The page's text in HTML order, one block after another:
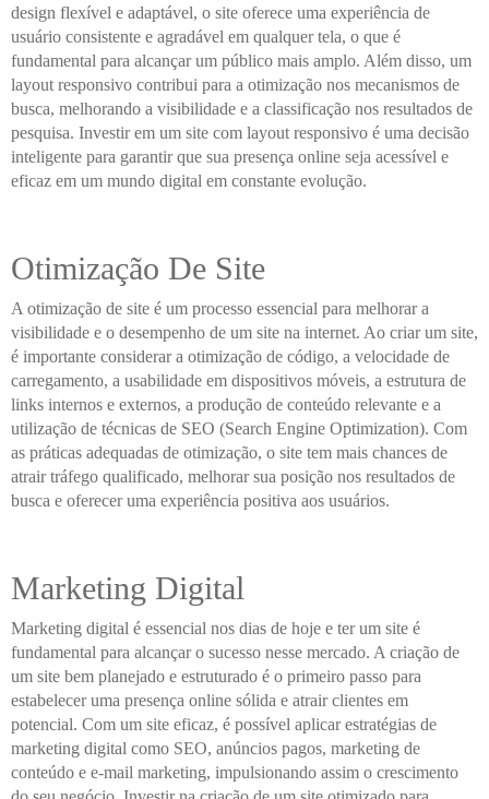
design flexível e adaptável, o site oferece uma experiência de
usuário consistente e agradável em qualquer tela, o que é
fundamental para alcançar um público mais amplo. Além disso, um
layout responsivo contribui para a otimização nos mecanismos de
busca, melhorando a visibilidade e a classificação nos resultados de
pesquisa. Investir em um site com layout responsivo é uma decisão
inteligente para garantir que sua presença online seja acessível e
eficaz em um mundo digital em constante evolução.
Otimização De Site
A otimização de site é um processo essencial para melhorar a
visibilidade e o desempenho de um site na internet. Ao criar um site,
é importante considerar a otimização de código, a velocidade de
carregamento, a usabilidade em dispositivos móveis, a estrutura de
links internos e externos, a produção de conteúdo relevante e a
utilização de técnicas de SEO (Search Engine Optimization). Com
as práticas adequadas de otimização, o site tem mais chances de
atrair tráfego qualificado, melhorar sua posição nos resultados de
busca e oferecer uma experiência positiva aos usuários.
Marketing Digital
Marketing digital é essencial nos dias de hoje e ter um site é
fundamental para alcançar o sucesso nesse mercado. A criação de
um site bem planejado e estruturado é o primeiro passo para
estabelecer uma presença online sólida e atrair clientes em
potencial. Com um site eficaz, é possível aplicar estratégias de
marketing digital como SEO, anúncios pagos, marketing de
conteúdo e e-mail marketing, impulsionando assim o crescimento